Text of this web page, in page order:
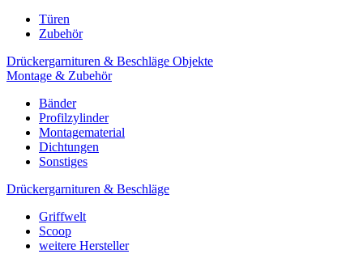
Türen
Zubehör
Drückergarnituren & Beschläge Objekte
Montage & Zubehör
Bänder
Profilzylinder
Montagematerial
Dichtungen
Sonstiges
Drückergarnituren & Beschläge
Griffwelt
Scoop
weitere Hersteller